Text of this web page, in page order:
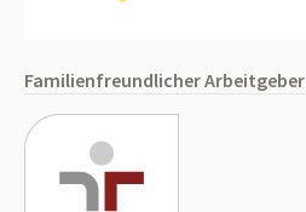
Familienfreundlicher Arbeitgeber